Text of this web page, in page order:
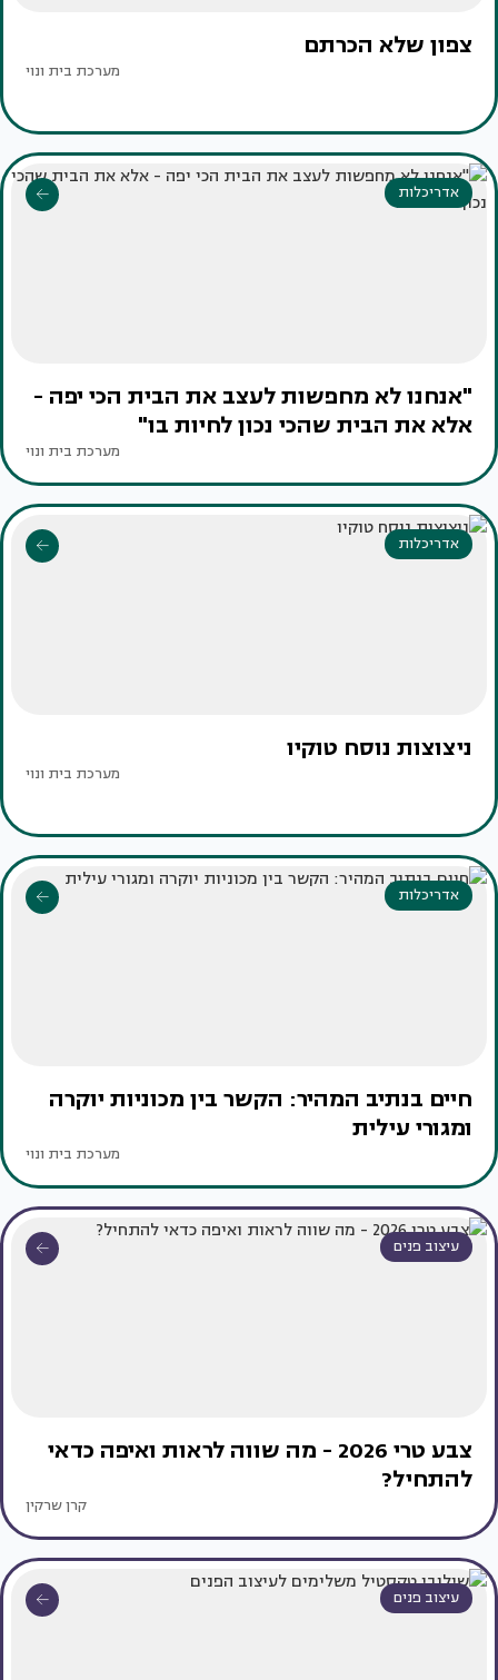
צפון שלא הכרתם
מערכת בית ונוי
אדריכלות
"אנחנו לא מחפשות לעצב את הבית הכי יפה -
אלא את הבית שהכי נכון לחיות בו"
מערכת בית ונוי
אדריכלות
ניצוצות נוסח טוקיו
מערכת בית ונוי
אדריכלות
חיים בנתיב המהיר: הקשר בין מכוניות יוקרה
ומגורי עילית
מערכת בית ונוי
עיצוב פנים
צבע טרי 2026 - מה שווה לראות ואיפה כדאי
להתחיל?
קרן שרקין
עיצוב פנים